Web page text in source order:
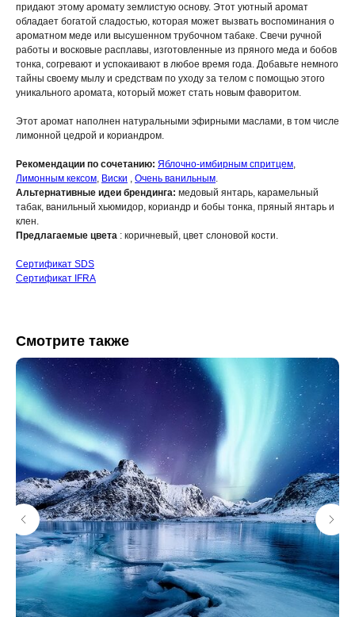
придают этому аромату землистую основу. Этот уютный аромат
обладает богатой сладостью, которая может вызвать воспоминания о
ароматном меде или высушенном трубочном табаке. Свечи ручной
работы и восковые расплавы, изготовленные из пряного меда и бобов
тонка, согревают и успокаивают в любое время года. Добавьте немного
тайны своему мылу и средствам по уходу за телом с помощью этого
уникального аромата, который может стать новым фаворитом.
Этот аромат наполнен натуральными эфирными маслами, в том числе
лимонной цедрой и кориандром.
Рекомендации по сочетанию: Яблочно-имбирным спритцем,
Лимонным кексом, Виски , Очень ванильным.
Альтернативные идеи брендинга: медовый янтарь, карамельный
табак, ванильный хьюмидор, кориандр и бобы тонка, пряный янтарь и
клен.
Предлагаемые цвета : коричневый, цвет слоновой кости.
Сертификат SDS
Сертификат IFRA
Смотрите также
КАТАЛОГ ИНФОРМАЦИЯ
КЛИЕНТАМ КОНТАКТЫ
Отдушки О нас
Оплата
Напишите нам
Диффузоры Контакты
Возврат
Сертификаты
Свечи Блог / База знаний
Доставка
+7 (963) 956-02-40
WhatsApp Telegram